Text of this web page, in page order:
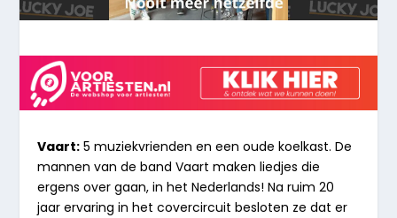
Vaart: 5 muziekvrienden en een oude koelkast. De
mannen van de band Vaart maken liedjes die
ergens over gaan, in het Nederlands! Na ruim 20
jaar ervaring in het covercircuit besloten ze dat er